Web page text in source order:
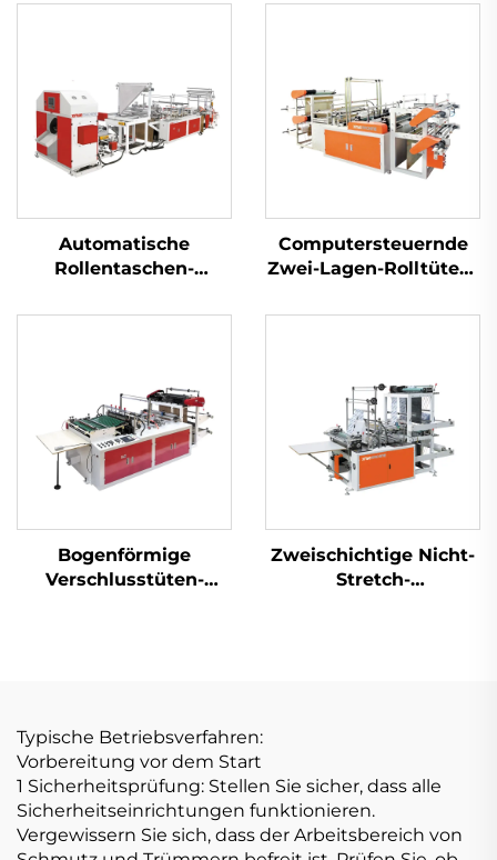
Automatische
Rollentaschen-
Fädelfunktion
Computersteuernde
Zwei-Lagen-Rolltüten-
und Flachtüten
Bogenförmige
Verschlusstüten-
Zweischichtige Nicht-
Stretch-
Typische Betriebsverfahren:
Vorbereitung vor dem Start
1 Sicherheitsprüfung: Stellen Sie sicher, dass alle
Sicherheitseinrichtungen funktionieren.
Vergewissern Sie sich, dass der Arbeitsbereich von